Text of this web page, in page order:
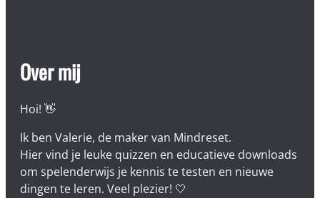
Over mij
Hoi! 👋
Ik ben Valerie, de maker van Mindreset.
Hier vind je leuke quizzen en educatieve downloads
om spelenderwijs je kennis te testen en nieuwe
dingen te leren. Veel plezier! 🤍